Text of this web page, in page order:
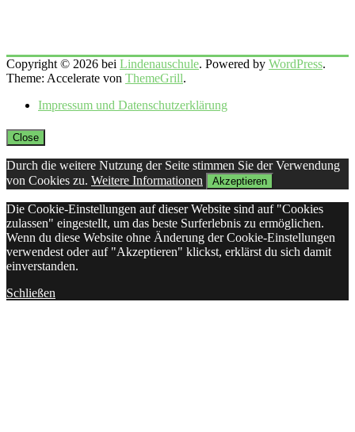
Copyright © 2026 bei Lindenauschule. Powered by WordPress.
Theme: Accelerate von ThemeGrill.
Impressum und Datenschutzerklärung
Close
Durch die weitere Nutzung der Seite stimmen Sie der Verwendung
von Cookies zu. Weitere Informationen Akzeptieren
Die Cookie-Einstellungen auf dieser Website sind auf "Cookies
zulassen" eingestellt, um das beste Surferlebnis zu ermöglichen.
Wenn du diese Website ohne Änderung der Cookie-Einstellungen
verwendest oder auf "Akzeptieren" klickst, erklärst du sich damit
einverstanden.
Schließen